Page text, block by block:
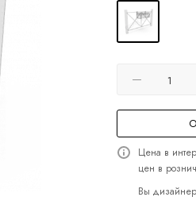
Цена в
цен в
Вы